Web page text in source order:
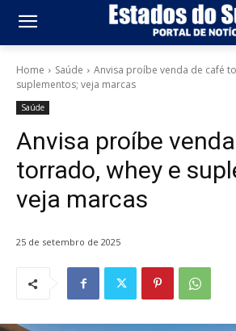
Home Saúde
Anvisa proíbe venda de café
suplementos; veja marcas
Saúde
Anvisa proíbe
torrado, whey e
veja marcas
25 de setembro de 2025